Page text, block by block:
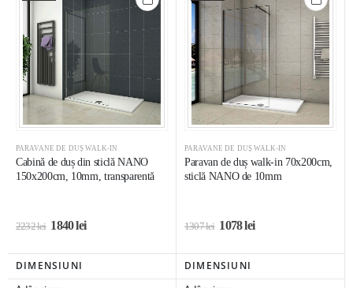
PARAVANE DE DUȘ WALK-IN
Cabină de duș din sticlă NANO
150x200cm, 10mm, transparentă
2232lei 1840lei
PARAVANE DE DUȘ WALK-IN
Paravan de duș walk-in 70x200cm,
sticlă NANO de 10mm
1307lei 1078lei
DIMENSIUNI
DIMENSIUNI